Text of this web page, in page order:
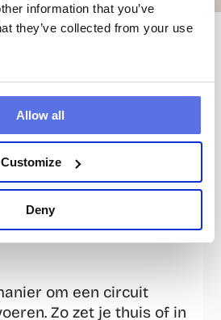
information that you’ve
they’ve collected from your use
Allow all
Customize
Deny
van circuit
Bij Circle-Fit zijn we enthousiast over
Het is niet voor niets dat
zijn van ons concept.
perfecte manier om
én tegelijkertijd
werken. Zo ga je als
om een circuit
Zo zet je thuis of in